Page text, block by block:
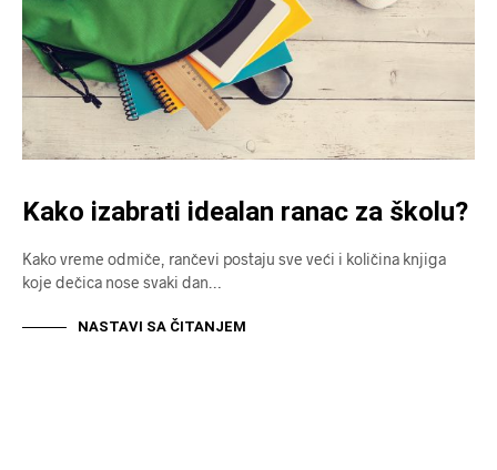
Kako izabrati idealan ranac za školu?
Kako vreme odmiče, rančevi postaju sve veći i količina knjiga
koje dečica nose svaki dan…
NASTAVI SA ČITANJEM